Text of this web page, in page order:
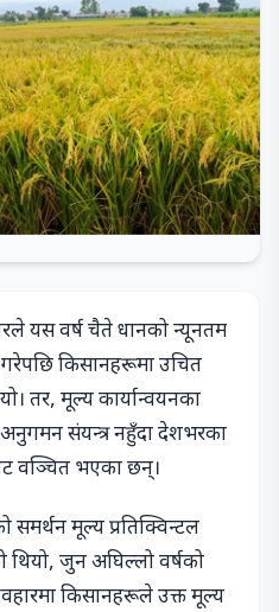
यस वर्ष चैते धानको न्यूनतम
किसानहरूमा उचित
तर, मूल्य कार्यान्वयनका
अनुगमन संयन्त्र नहुँदा देशभरका
वञ्चित भएका छन्।
मूल्य प्रतिक्विन्टल
जुन अघिल्लो वर्षको
किसानहरूले उक्त मूल्य